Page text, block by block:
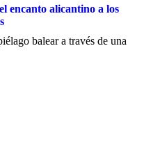
encanto alicantino a los
balear a través de una